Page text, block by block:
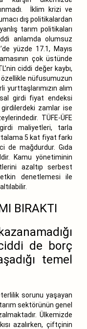
İklim krizi ve
dış politikalardan
tarım politikaları
anlamda olumsuz
yüzde 17.1, Mayıs
çok üstünde
ciddi değer kaybı,
nüfusumuzun
alım
girdi fiyat endeksi
zamlar ise
TÜFE-ÜFE
maliyetleri, tarla
5 kat fiyat farkı
de mağdurdur. Gıda
Kamu yönetiminin
azaltıp serbest
denetlemesi ile
BIRAKTI
ciddi de borç
temel
sorunu yaşayan
sektörünün genel
Ülkemizde
azalırken, çiftçinin